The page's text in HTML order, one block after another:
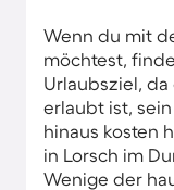
Wenn du mit
möchtest,
Urlaubsziel,
erlaubt ist,
hinaus kosten
in Lorsch im
Wenige der